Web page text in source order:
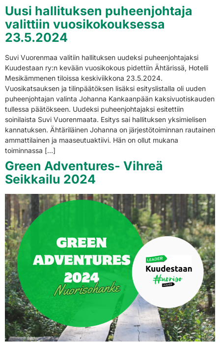
Uusi hallituksen puheenjohtaja
valittiin vuosikokouksessa
23.5.2024
Suvi Vuorenmaa valitiin hallituksen uudeksi puheenjohtajaksi
Kuudestaan ry:n kevään vuosikokous pidettiin Ähtärissä, Hotelli
Mesikämmenen tiloissa keskiviikkona 23.5.2024.
Vuosikatsauksen ja tilinpäätöksen lisäksi esityslistalla oli uuden
puheenjohtajan valinta Johanna Kankaanpään kaksivuotiskauden
tullessa päätökseen. Uudeksi puheenjohtajaksi esitettiin
soinilaista Suvi Vuorenmaata. Esitys sai hallituksen yksimielisen
kannatuksen. Ähtäriläinen Johanna on järjestötoiminnan rautainen
ammattilainen ja maaseutuaktiivi. Hän on ollut mukana
toiminnassa […]
Green Adventures- Vihreä
Seikkailu 2024